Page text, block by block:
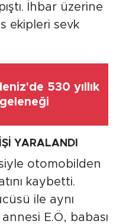
İhbar üzerine
ekipleri sevk
530 yıllık
YARALANDI
otomobilden
kaybetti.
ile aynı
E.Ö, babası